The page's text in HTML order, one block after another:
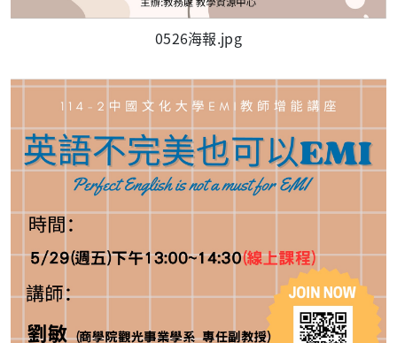
0526海報.jpg